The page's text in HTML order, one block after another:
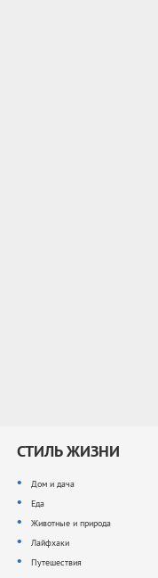
СТИЛЬ ЖИЗНИ
Дом и дача
Еда
Животные и природа
Лайфхаки
Путешествия